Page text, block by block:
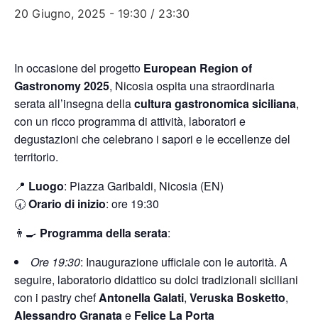
20 Giugno, 2025 - 19:30 / 23:30
In occasione del progetto European Region of
Gastronomy 2025, Nicosia ospita una straordinaria
serata all’insegna dellacultura gastronomica siciliana,
con un ricco programma di attività, laboratori e
degustazioni che celebrano i sapori e le eccellenze del
territorio.
📍 Luogo: Piazza Garibaldi, Nicosia (EN)
🕢Orario di inizio: ore 19:30
👨‍🍳 Programma della serata:
Ore 19:30: Inaugurazione ufficiale con le autorità. A
seguire, laboratorio didattico su dolci tradizionali siciliani
con i pastry chefAntonella Galati, Veruska Bosketto,
Alessandro Granatae Felice La Porta